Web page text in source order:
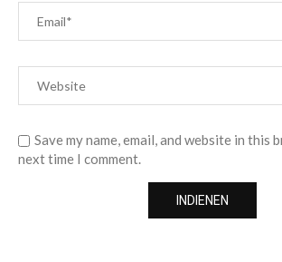
Save my name, email, and website in this
next time I comment.